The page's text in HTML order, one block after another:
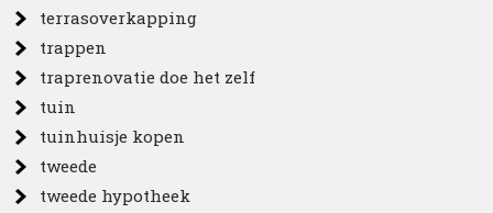
terrasoverkapping
trappen
traprenovatie doe het zelf
tuin
tuinhuisje kopen
tweede
tweede hypotheek